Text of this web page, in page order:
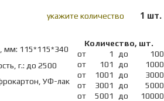
укажите количество 1 шт.
мм: 115*115*340
г.: до 2500
УФ-лак
Количество, шт.
от
1 до 100
от
101 до 1000
от
1001 до 3000
от
3001 до 5000
от
5001 до 10000